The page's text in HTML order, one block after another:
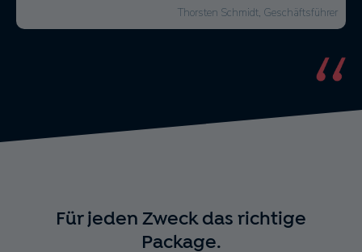
Thorsten Schmidt, Geschäftsführer
Für jeden Zweck das richtige
Package.